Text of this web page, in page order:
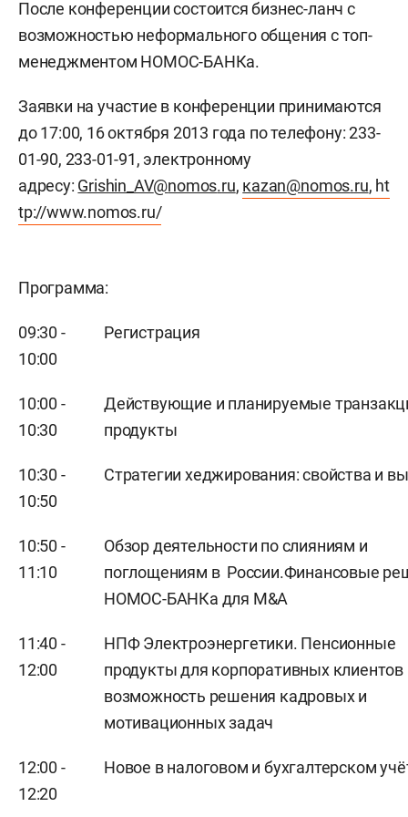
После конференции состоится бизнес-ланч с
возможностью неформального общения с топ-
менеджментом НОМОС-БАНКа.
Заявки на участие в конференции принимаются
до 17:00, 16 октября 2013 года по телефону:233-
01-90, 233-01-91, электронному
адресу: Grishin AV@nomos.ru, кazan@nomos.ru, ht
tp://www.nomos.ru/
Программа:
09:30 -
10:00
Регистрация
10:00 -
10:30
Действующие и планируемые
продукты
10:30 -
10:50
Стратегии хеджирования: свойства и
10:50 -
11:10
Обзор деятельности по слияниям и
поглощениям в России.Финансовые
НОМОС-БАНКа для М&А
11:40 -
12:00
НПФ Электроэнергетики. Пенсионные
продукты для корпоративных клиентов
возможность решения кадровых и
мотивационных задач
12:00 -
12:20
Новое в налоговом и бухгалтерском